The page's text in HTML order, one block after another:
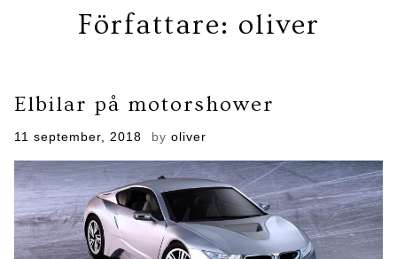
Författare: oliver
Elbilar på motorshower
Posted
11 september, 2018 by oliver